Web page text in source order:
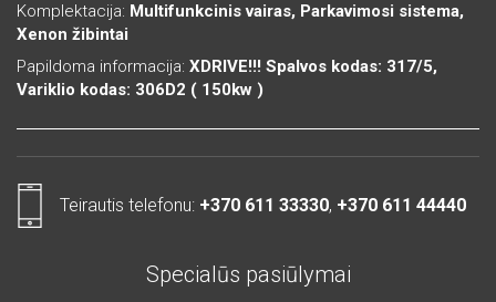
Komplektacija: Multifunkcinis vairas, Parkavimosi sistema,
Xenon žibintai
Papildoma informacija: XDRIVE!!! Spalvos kodas: 317/5,
Variklio kodas: 306D2 ( 150kw )
Teirautis telefonu: +370 611 33330, +370 611 44440
Specialūs pasiūlymai